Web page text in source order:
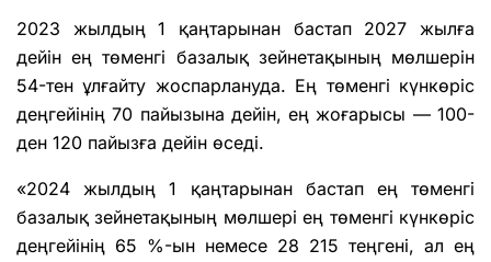
2023 жылдың 1 қаңтарынан бастап 2027 жылға
дейін ең төменгі базалық зейнетақының мөлшерін
54-тен ұлғайту жоспарлануда. Ең төменгі күнкөріс
деңгейінің 70 пайызына дейін, ең жоғарысы — 100-
ден 120 пайызға дейін өседі.
«2024 жылдың 1 қаңтарынан бастап ең төменгі
базалық зейнетақының мөлшері ең төменгі күнкөріс
деңгейінің 65 %-ын немесе 28 215 теңгені, ал ең